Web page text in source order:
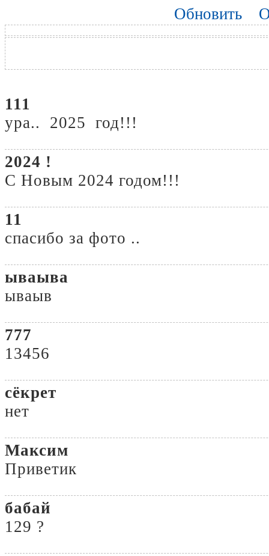
Обновить
111
ура.. 2025 год!!!
2024 !
С Новым 2024 годом!!!
11
спасибо за фото ..
ываыва
ываыв
777
13456
сёкрет
нет
Максим
Приветик
бабай
129 ?